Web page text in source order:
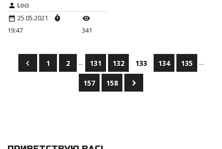
Loci
25.05.2021
19:47
341
1 2 ... 131 132 133 134 135 ...
157 158